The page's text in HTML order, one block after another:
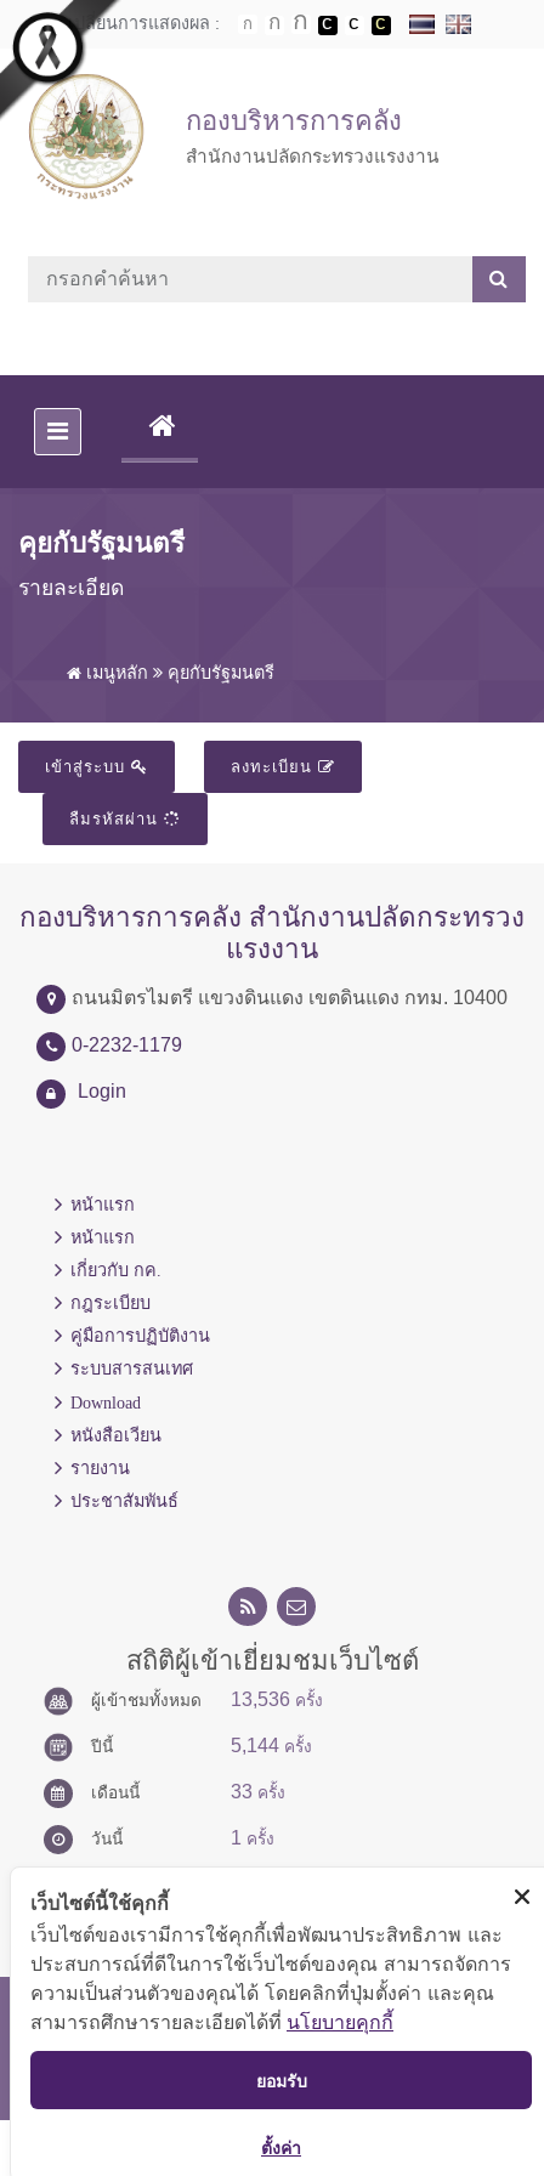
Skip to main content
เปลี่ยนการแสดงผล :
กองบริหารการคลัง
สำนักงานปลัดกระทรวงแรงงาน
(CURRENT)
คุยกับรัฐมนตรี
รายละเอียด
เมนูหลัก คุยกับรัฐมนตรี
เข้าสู่ระบบ ลงทะเบียน
ลืมรหัสผ่าน
กองบริหารการคลัง สำนักงานปลัดกระทรวง
แรงงาน
ถนนมิตรไมตรี แขวงดินแดง เขตดินแดง กทม. 10400
0-2232-1179
Login
หน้าแรก
หน้าแรก
เกี่ยวกับ กค.
กฎระเบียบ
คู่มือการปฏิบัติงาน
ระบบสารสนเทศ
Download
หนังสือเวียน
รายงาน
ประชาสัมพันธ์
สถิติผู้เข้าเยี่ยมชมเว็บไซต์
ผู้เข้าชมทั้งหมด 13,536 ครั้ง
ปีนี้ 5,144 ครั้ง
เดือนนี้ 33 ครั้ง
วันนี้ 1 ครั้ง
สงวนลิขสิทธิ์ © 2566 กองบริหารการคลัง
แสดงผลได้ดีที่ขนาดหน้าจอ 1024x768 pixel
แผนผังเว็บไซต์
TOP
เว็บไซต์นี้ใช้คุกกี้
เว็บไซต์ของเรามีการใช้คุกกี้เพื่อพัฒนาประสิทธิภาพ และ
ประสบการณ์ที่ดีในการใช้เว็บไซต์ของคุณ สามารถจัดการ
ความเป็นส่วนตัวของคุณได้ โดยคลิกที่ปุ่มตั้งค่า และคุณ
สามารถศึกษารายละเอียดได้ที่ นโยบายคุกกี้
ยอมรับ
ตั้งค่า